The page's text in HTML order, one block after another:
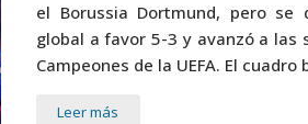
el Borussia Dortmund, pero se
global a favor 5-3 y avanzó a las
Campeones de la UEFA. El
Leer más